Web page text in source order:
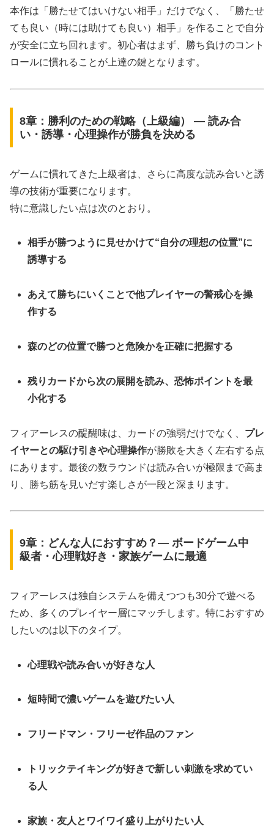
本作は「勝たせてはいけない相手」だけでなく、「勝たせ
ても良い（時には助けても良い）相手」を作ることで自分
が安全に立ち回れます。初心者はまず、勝ち負けのコント
ロールに慣れることが上達の鍵となります。
8章：勝利のための戦略（上級編） ― 読み合
い・誘導・心理操作が勝負を決める
ゲームに慣れてきた上級者は、さらに高度な読み合いと誘
導の技術が重要になります。
特に意識したい点は次のとおり。
相手が勝つように見せかけて“自分の理想の位置”に
誘導する
あえて勝ちにいくことで他プレイヤーの警戒心を操
作する
森のどの位置で勝つと危険かを正確に把握する
残りカードから次の展開を読み、恐怖ポイントを最
小化する
フィアーレスの醍醐味は、カードの強弱だけでなく、 プレ
イヤーとの駆け引きや心理操作が勝敗を大きく左右する点
にあります。最後の数ラウンドは読み合いが極限まで高ま
り、勝ち筋を見いだす楽しさが一段と深まります。
9章：どんな人におすすめ？― ボードゲーム中
級者・心理戦好き・家族ゲームに最適
フィアーレスは独自システムを備えつつも30分で遊べる
ため、多くのプレイヤー層にマッチします。特におすすめ
したいのは以下のタイプ。
心理戦や読み合いが好きな人
短時間で濃いゲームを遊びたい人
フリードマン・フリーゼ作品のファン
トリックテイキングが好きで新しい刺激を求めてい
る人
家族・友人とワイワイ盛り上がりたい人